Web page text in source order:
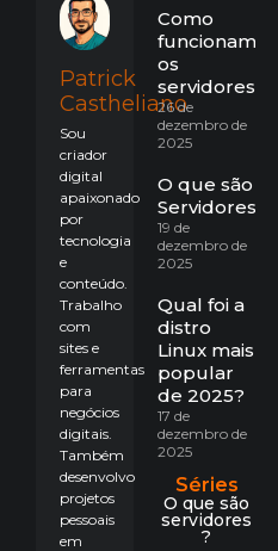
Patrick
Castheliano
Sou
criador
digital
apaixonado
por
tecnologia
e
conteúdo.
Trabalho
com
sites e
ferramentas
para
negócios
digitais.
Também
desenvolvo
projetos
pessoais
em
Como
funcionam
os
servidores?
26 de
dezembro de
2025
O que são
Servidores?
19 de
dezembro de
2025
Qual foi a
distro
Linux mais
popular
de 2025?
17 de
dezembro de
2025
Séries
O que são
servidores
?